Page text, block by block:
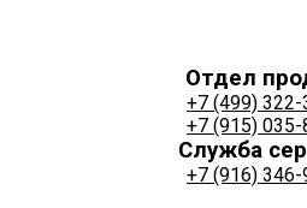
Отдел
+7 (499)
+7 (915) 035-
Служба
+7 (916) 346-